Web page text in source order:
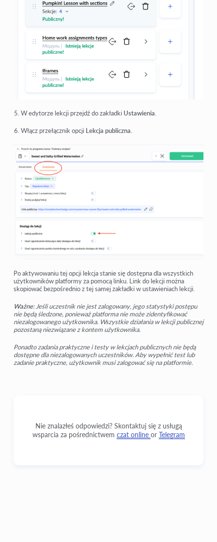
W edytorze lekcji przejdź do zakładki Ustawienia.
Włącz przełącznik opcji Lekcja publiczna.
Po aktywowaniu tej opcji lekcja stanie się dostępna dla wszystkich
użytkowników platformy za pomocą linku. Link do lekcji można
skopiować bezpośrednio z tej samej zakładki w ustawieniach lekcji.
Ważne: Jeśli uczestnik nie jest zalogowany, jego statystyki postępu
nie będą śledzone, ponieważ platforma nie może zidentyfikować
niezalogowanego użytkownika. Wszystkie działania w lekcji publicznej
pozostaną niezwiązane z kontem użytkownika.
Ponadto zadania praktyczne i testy w lekcjach publicznych nie będą
dostępne dla niezalogowanych uczestników. Aby wypełnić test lub
zadanie praktyczne, użytkownik musi zalogować się na platformie.
Nie znalazłeś odpowiedzi? Skontaktuj się z usługą
wsparcia za pośrednictwem czat online or Telegram